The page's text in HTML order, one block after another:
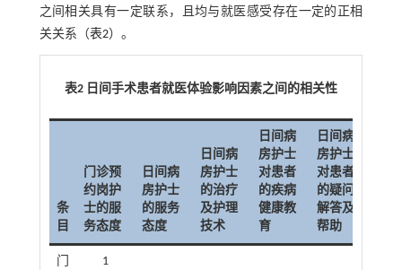
之间相关具有一定联系，且均与就医感受存在一定的正相
关关系（表2）。
表2 日间手术患者就医体验影响因素之间的相关性
条
目
门诊预
约岗护
士的服
务态度
日间病
房护士
的服务
态度
日间病
房护士
的治疗
及护理
技术
日间病
房护士
对患者
的疾病
健康教
育
日间病
房护士
对患者
的疑问
解答及
帮助
门
1